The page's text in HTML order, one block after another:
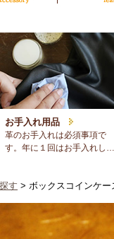
お手入れ用品
革のお手入れは必須事項で
す。年に１回はお手入れし…
す > ボックスコインケー